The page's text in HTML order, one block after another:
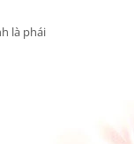
là phái